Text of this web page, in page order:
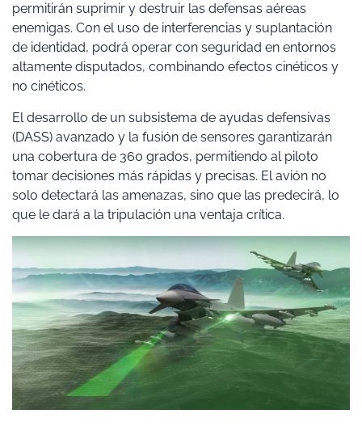
permitirán suprimir y destruir las defensas aéreas
enemigas. Con el uso de interferencias y suplantación
de identidad, podrá operar con seguridad en entornos
altamente disputados, combinando efectos cinéticos y
no cinéticos.
El desarrollo de un subsistema de ayudas defensivas
(DASS) avanzado y la fusión de sensores garantizarán
una cobertura de 360 grados, permitiendo al piloto
tomar decisiones más rápidas y precisas. El avión no
solo detectará las amenazas, sino que las predecirá, lo
que le dará a la tripulación una ventaja crítica.